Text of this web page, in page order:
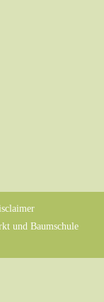
und Baumschule